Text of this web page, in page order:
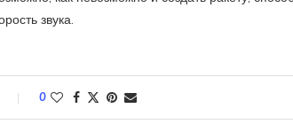
звука.
0